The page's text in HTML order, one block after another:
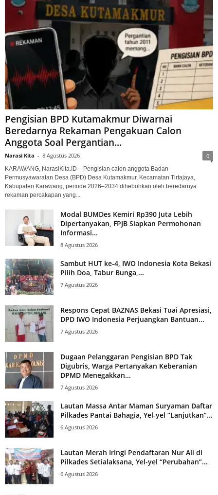
Pengisian BPD Kutamakmur Diwarnai
Beredarnya Rekaman Pengakuan Calon
Anggota Soal Pergantian...
Narasi Kita - 8 Agustus 2026 0
KARAWANG, NarasiKita.ID – Pengisian calon anggota Badan
Permusyawaratan Desa (BPD) Desa Kutamakmur, Kecamatan Tirtajaya,
Kabupaten Karawang, periode 2026–2034 dihebohkan oleh beredarnya
rekaman percakapan yang...
Modal BUMDes Kemiri Rp390 Juta Lebih
Dipertanyakan, FPJB Siapkan Permohonan
Informasi...
8 Agustus 2026
Sambut HUT ke-4, IWO Indonesia Kota Bekasi
Pilih Doa, Tabur Bunga,...
7 Agustus 2026
Respons Cepat BAZNAS Bekasi Tuai Apresiasi,
DPD IWO Indonesia Perjuangkan Bantuan...
7 Agustus 2026
Dugaan Pelanggaran Pengisian BPD Tak
Digubris, Warga Pertanyakan Keberanian
DPMD Menegakkan...
7 Agustus 2026
Lautan Massa Antar Maman Suryaman Daftar
Pilkades Pantai Bahagia, Yel-yel “Lanjutkan”...
6 Agustus 2026
Lautan Merah Iringi Pendaftaran Nur Ali di
Pilkades Setialaksana, Yel-yel “Perubahan”...
6 Agustus 2026